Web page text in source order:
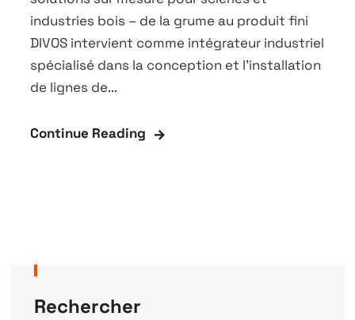
industries bois – de la grume au produit fini
DIVOS intervient comme intégrateur industriel
spécialisé dans la conception et l'installation
de lignes de...
Continue Reading
Rechercher